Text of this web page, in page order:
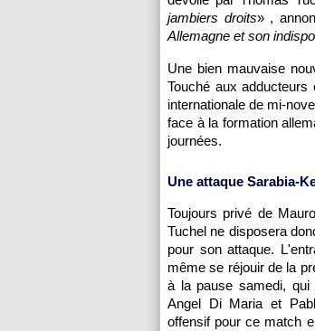
jambiers droits» ,
Allemagne et son
Une bien mauvaise
Touché aux
internationale de mi-
face à la formation
journées.
Une attaque Sarabia-
Toujours privé de
Tuchel ne disposera
pour son attaque.
même se réjouir de la
à la pause samedi, qui
Angel Di Maria et
offensif pour ce match